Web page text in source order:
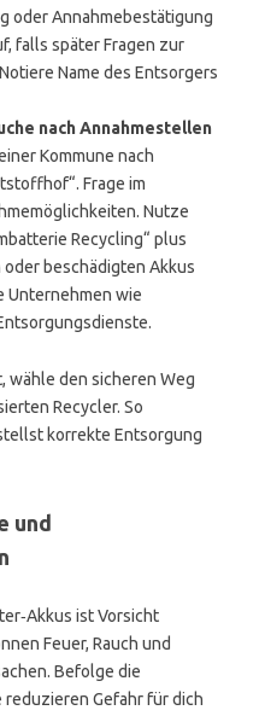
oder Annahmebestätigung
falls später Fragen zur
Name des Entsorgers
nach Annahmestellen
Kommune nach
Frage im
Nutze
Recycling“ plus
beschädigten Akkus
Unternehmen wie
wähle den sicheren Weg
Recycler. So
korrekte Entsorgung
und
ist Vorsicht
Feuer, Rauch und
Befolge die
Gefahr für dich